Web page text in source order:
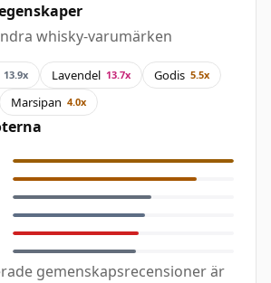
whisky-varumärken
13.9x Lavendel 13.7x Godis 5.5x
Marsipan 4.0x
gemenskapsrecensioner är